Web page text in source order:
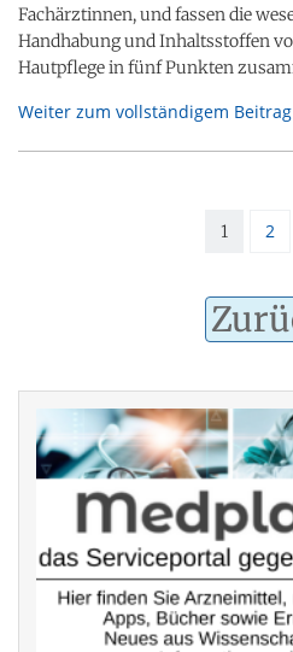
Fachärztinnen, und fassen die
Handhabung und Inhaltsstoffen
Hautpflege in fünf Punkten
Weiter zum vollständigem
1 2